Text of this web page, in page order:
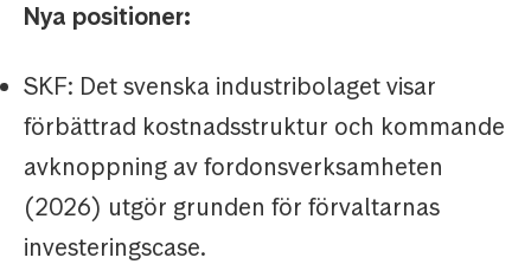
Nya positioner:
SKF: Det svenska industribolaget visar
förbättrad kostnadsstruktur och kommande
avknoppning av fordonsverksamheten
(2026) utgör grunden för förvaltarnas
investeringscase.